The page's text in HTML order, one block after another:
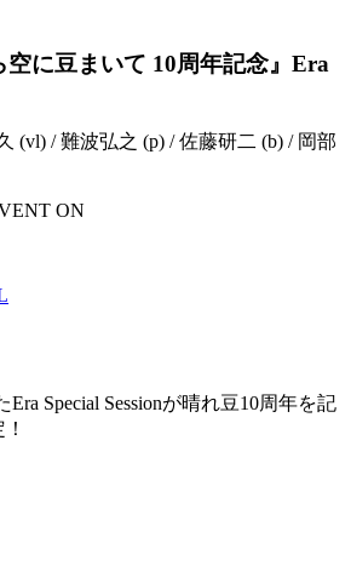
空に豆まいて 10周年記念』Era
(vl) / 難波弘之 (p) / 佐藤研二 (b) / 岡部
ON
Special Sessionが晴れ豆10周年を記